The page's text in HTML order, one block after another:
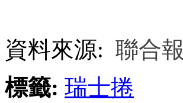
資料來源: 聯合報
標籤: 瑞士捲